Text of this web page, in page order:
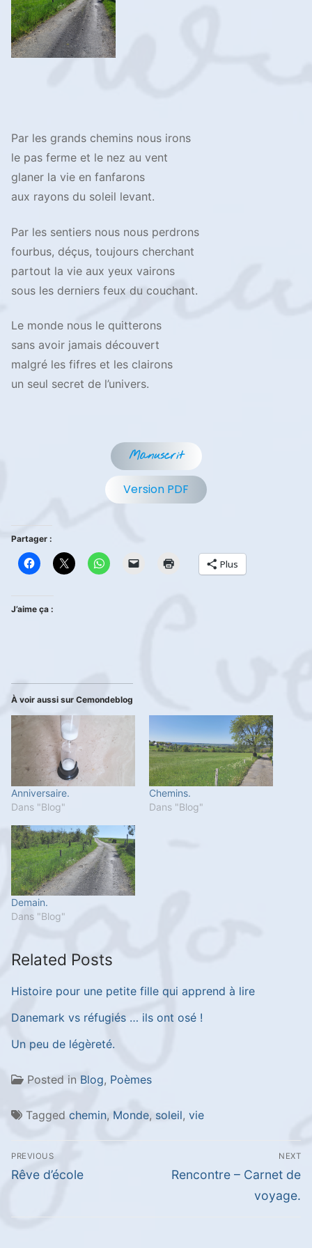
Par les grands chemins nous irons
le pas ferme et le nez au vent
glaner la vie en fanfarons
aux rayons du soleil levant.
Par les sentiers nous nous perdrons
fourbus, déçus, toujours cherchant
partout la vie aux yeux vairons
sous les derniers feux du couchant.
Le monde nous le quitterons
sans avoir jamais découvert
malgré les fifres et les clairons
un seul secret de l’univers.
Manuscrit
Version PDF
Partager :
Plus
J’aime ça :
À voir aussi sur Cemondeblog
Anniversaire.
Dans "Blog"
Chemins.
Dans "Blog"
Demain.
Dans "Blog"
Related Posts
Histoire pour une petite fille qui apprend à lire
Danemark vs réfugiés … ils ont osé !
Un peu de légèreté.
Posted in Blog, Poèmes
Tagged chemin, Monde, soleil, vie
Navigation
de
PREVIOUS
Previous
Rêve d’école
NEXT
Next
Rencontre – Carnet de
voyage.